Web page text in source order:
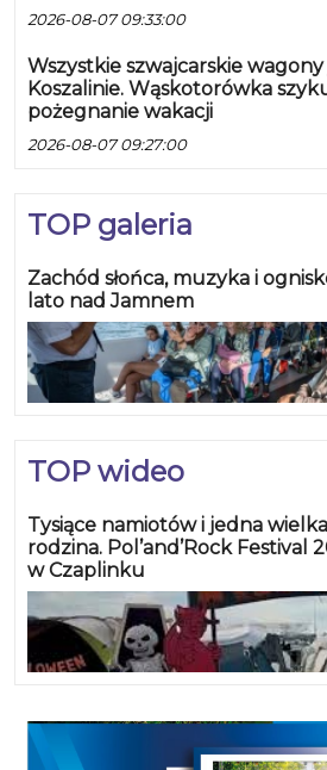
2026-08-07 09:33:00
Wszystkie szwajcarskie
Koszalinie. Wąskotorówka
pożegnanie wakacji
2026-08-07 09:27:00
TOP galeria
Zachód słońca, muzyka i
lato nad Jamnem
TOP wideo
Tysiące namiotów i jedna
rodzina. Pol’and’Rock Festival
w Czaplinku